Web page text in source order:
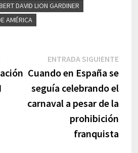
DAVID LION GARDINER
AMÉRICA
Entrada
anterior:
ENTRADA SIGUIENTE
Cuando en España se
seguía celebrando el
carnaval a pesar de la
prohibición
franquista